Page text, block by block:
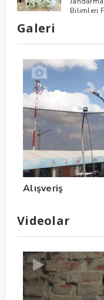
Bilimleri
Galeri
Alışveriş
Videolar